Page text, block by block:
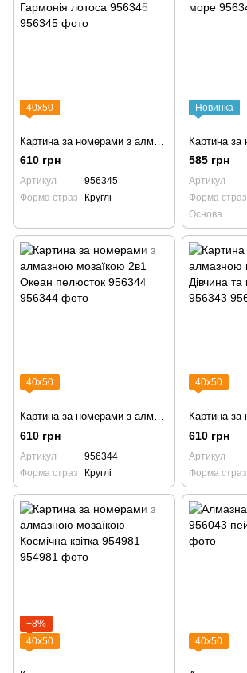
40х50
610 грн
Артикул
956345
Форма страз
Круглі
Новинка
585 грн
Артикул
Форма страз
Основа
40х50
Картина за номерами з алмазною мозаїкою 2в1 Океан пелюсток 956344
610 грн
Артикул
956344
Форма страз
Круглі
40х50
610 грн
Артикул
Форма страз
−8%
40х50
40х50